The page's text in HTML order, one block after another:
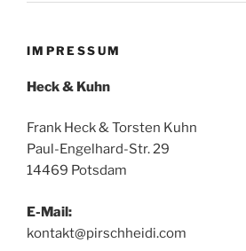
IMPRESSUM
Heck & Kuhn
Frank Heck & Torsten Kuhn
Paul-Engelhard-Str. 29
14469 Potsdam
E-Mail:
kontakt@pirschheidi.com